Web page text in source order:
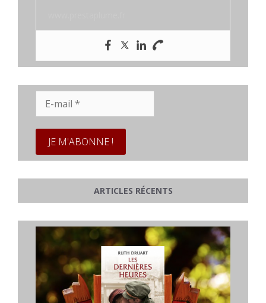
mail
ARTICLES RÉCENTS